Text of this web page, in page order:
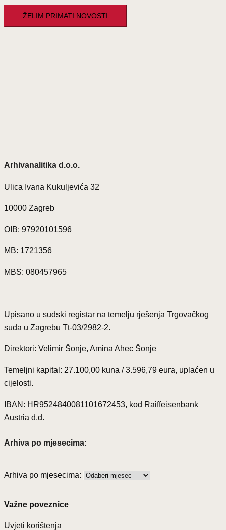
Arhivanalitika d.o.o.
Ulica Ivana Kukuljevića 32
10000 Zagreb
OIB: 97920101596
MB: 1721356
MBS: 080457965
Upisano u sudski registar na temelju rješenja Trgovačkog
suda u Zagrebu Tt-03/2982-2.
Direktori: Velimir Šonje, Amina Ahec Šonje
Temeljni kapital: 27.100,00 kuna / 3.596,79 eura, uplaćen u
cijelosti.
IBAN: HR9524840081101672453, kod Raiffeisenbank
Austria d.d.
Arhiva po mjesecima:
Arhiva po mjesecima:
Važne poveznice
Uvjeti korištenja